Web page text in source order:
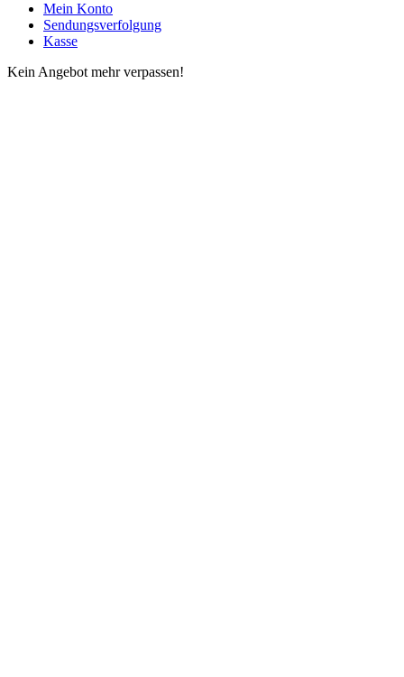
Mein Konto
Sendungsverfolgung
Kasse
Kein Angebot mehr verpassen!